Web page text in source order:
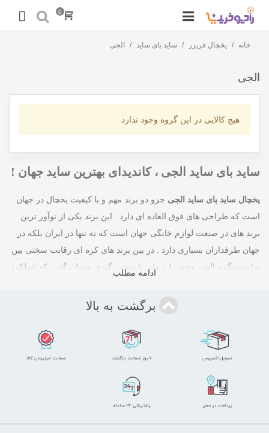
0
خانه / یخچال فریزر / ساید بای ساید / الجی
الجی
هیچ کالایی در این گروه وجود ندارد.
ساید بای ساید الجی ، کاندیدای بهترین ساید جهان !
یخچال ساید بای ساید الجی جزو دو برند مهم و با کیفیت یخچال در جهان
است که طراحی های فوق العاده ای دارد . این برند یکی از نوآور ترین
برند های در صنعت لوازم خانگی جهان است که نه تنها در ایران بلکه در
جهان طرفداران بسیاری دارد . در بین برند های کره ای رقابت سختی بین
سامسونگ و الجی وجود دارد ولی با سخت گیری میتوان گفت که عملکرد
قیمت یخچال ساید بای ساید الجینسبت به رقیب خود یعنی سامسونگ
خرید ساید بای ساید الجی از رادیو
خرید :
تفاوت این دو برند در جزئیات است چون هر دو ، محصولات خود را با
ادامه مطلب
برگشت به بالا